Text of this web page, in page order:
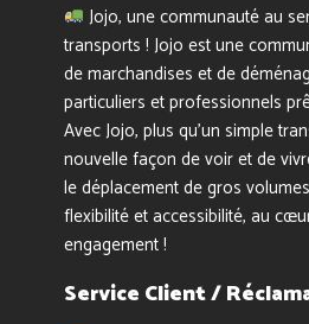
Jojo, une communauté au
transports ! Jojo est une
de marchandises et de
particuliers et professionnels
Avec Jojo, plus qu’un simple
nouvelle façon de voir et de
le déplacement de gros
flexibilité et accessibilité, au
engagement !
Service Client /